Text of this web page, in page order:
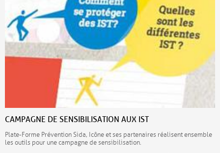
CAMPAGNE DE SENSIBILISATION AUX IST
Plate-Forme Prévention Sida, Icône et ses partenaires réalisent ensemble
les outils pour une campagne de sensibilisation.